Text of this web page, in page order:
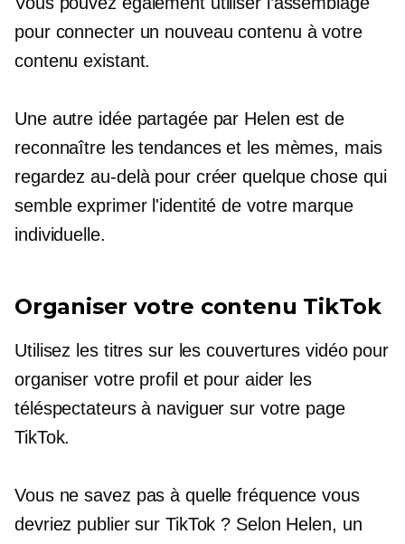
pour connecter un nouveau contenu à votre
contenu existant.
Une autre idée partagée par Helen est de
reconnaître les tendances et les mèmes, mais
regardez au-delà pour créer quelque chose qui
semble exprimer l'identité de votre marque
individuelle.
Organiser votre contenu TikTok
Utilisez les titres sur les couvertures vidéo pour
organiser votre profil et pour aider les
téléspectateurs à naviguer sur votre page
TikTok.
Vous ne savez pas à quelle fréquence vous
devriez publier sur TikTok ? Selon Helen, un